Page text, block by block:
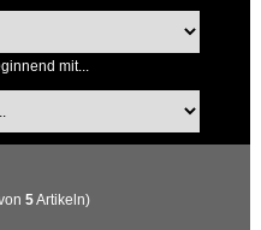
mit...
5Artikeln)